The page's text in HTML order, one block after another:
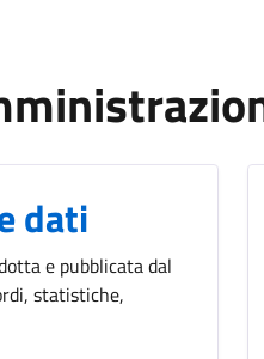
dati
e pubblicata dal
statistiche,